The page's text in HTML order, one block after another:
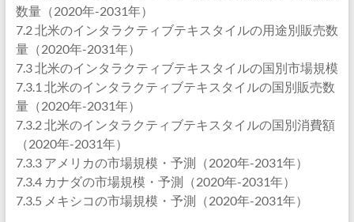
数量（2020年-2031年）
7.2 北米のインタラクティブテキスタイルの用途別販売数
量（2020年-2031年）
7.3 北米のインタラクティブテキスタイルの国別市場規模
7.3.1 北米のインタラクティブテキスタイルの国別販売数
量（2020年-2031年）
7.3.2 北米のインタラクティブテキスタイルの国別消費額
（2020年-2031年）
7.3.3 アメリカの市場規模・予測（2020年-2031年）
7.3.4 カナダの市場規模・予測（2020年-2031年）
7.3.5 メキシコの市場規模・予測（2020年-2031年）